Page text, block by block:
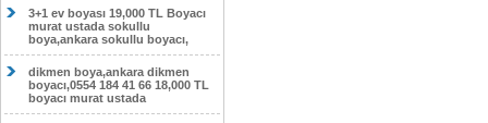
3+1 ev boyası 19,000 TL Boyacı
murat ustada sokullu
boya,ankara sokullu boyacı,
dikmen boya,ankara dikmen
boyacı,0554 184 41 66 18,000 TL
boyacı murat ustada